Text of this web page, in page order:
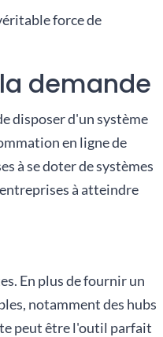
force de
demande
disposer d'un système
en ligne de
à se doter de systèmes
à atteindre
En plus de fournir un
notamment des hubs
peut être l'outil parfait